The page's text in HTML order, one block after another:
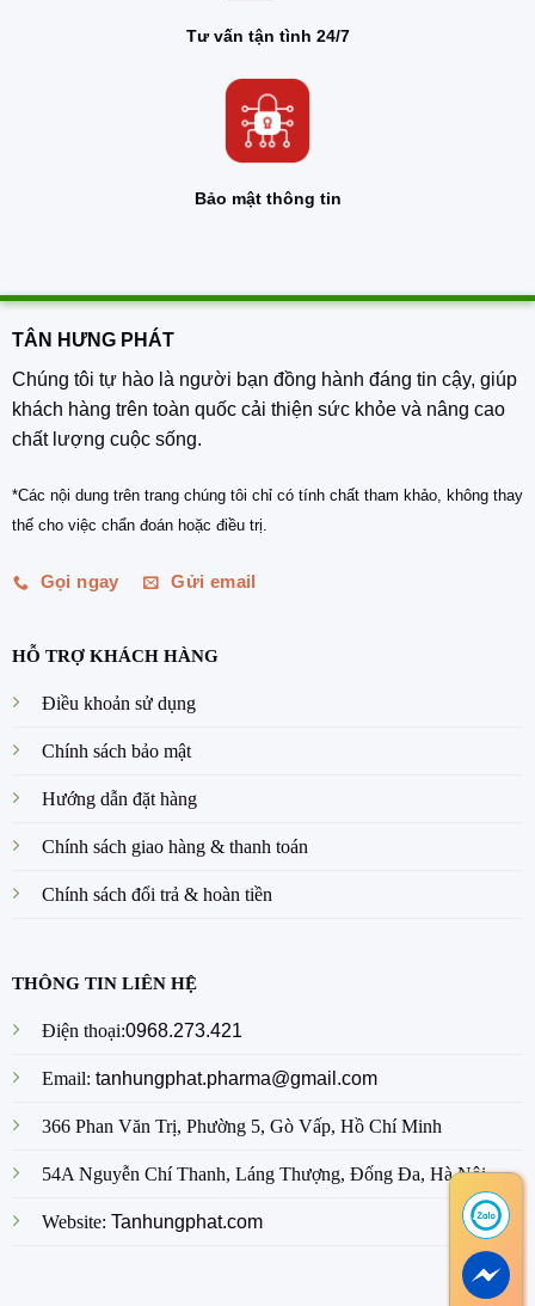
Tư vấn tận tình 24/7
Bảo mật thông tin
TÂN HƯNG PHÁT
Chúng tôi tự hào là người bạn đồng hành đáng tin cậy, giúp
khách hàng trên toàn quốc cải thiện sức khỏe và nâng cao
chất lượng cuộc sống.
*Các nội dung trên trang chúng tôi chỉ có tính chất tham khảo, không thay
thế cho việc chẩn đoán hoặc điều trị.
Gọi ngay Gửi email
HỖ TRỢ KHÁCH HÀNG
Điều khoản sử dụng
Chính sách bảo mật
Hướng dẫn đặt hàng
Chính sách giao hàng & thanh toán
Chính sách đổi trả & hoàn tiền
THÔNG TIN LIÊN HỆ
Điện thoại:0968.273.421
Email: tanhungphat.pharma@gmail.com
366 Phan Văn Trị, Phường 5, Gò Vấp, Hồ Chí Minh
54A Nguyễn Chí Thanh, Láng Thượng, Đống Đa, Hà Nội
Website: Tanhungphat.com